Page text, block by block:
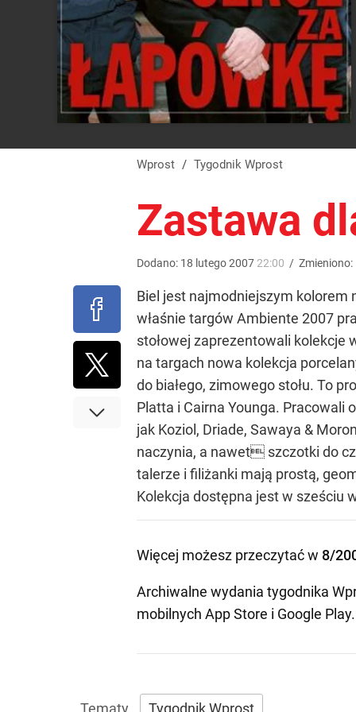
Wprost / Tygodnik Wprost
Zastawa
Dodano: 18 lutego2007 22:00 / Zmieniono:
Biel jest najmodniejszym kolorem
właśnie targów Ambiente 2007
stołowej zaprezentowali kolekcje
na targach nowa kolekcja
do białego, zimowego stołu. To
Platta i Cairna Younga. Pracowali
jak Koziol, Driade, Sawaya &
naczynia, a nawet szczotki do
talerze i filiżanki mają prostą,
Kolekcja dostępna jest w sześciu
Więcej możesz przeczytać w 8/
Archiwalne wydania tygodnika
mobilnych App Store i Google Play.
Tygodnik Wprost